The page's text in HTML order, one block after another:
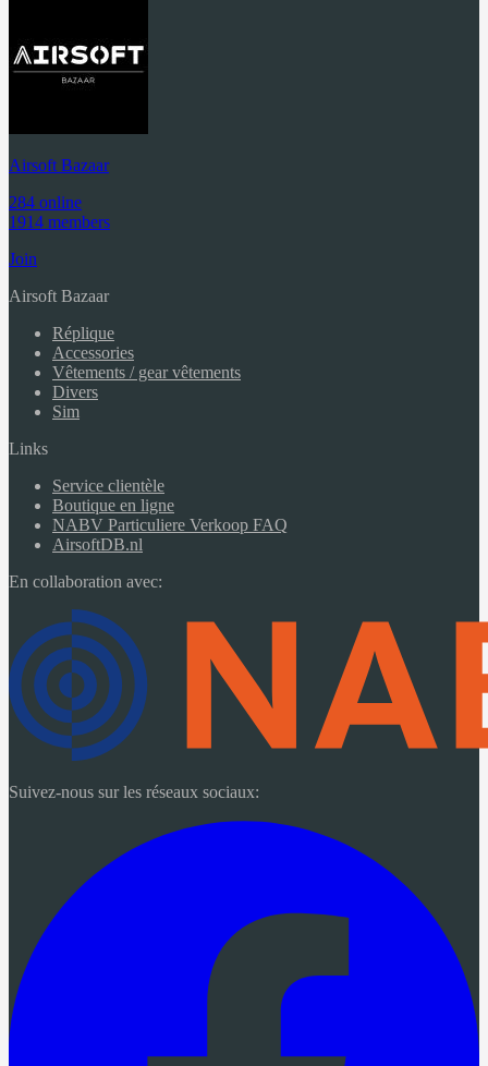
Airsoft Bazaar
284 online
1914 members
Join
Airsoft Bazaar
Réplique
Accessories
Vêtements / gear vêtements
Divers
Sim
Links
Service clientèle
Boutique en ligne
NABV Particuliere Verkoop FAQ
AirsoftDB.nl
En collaboration avec:
Suivez-nous sur les réseaux sociaux: